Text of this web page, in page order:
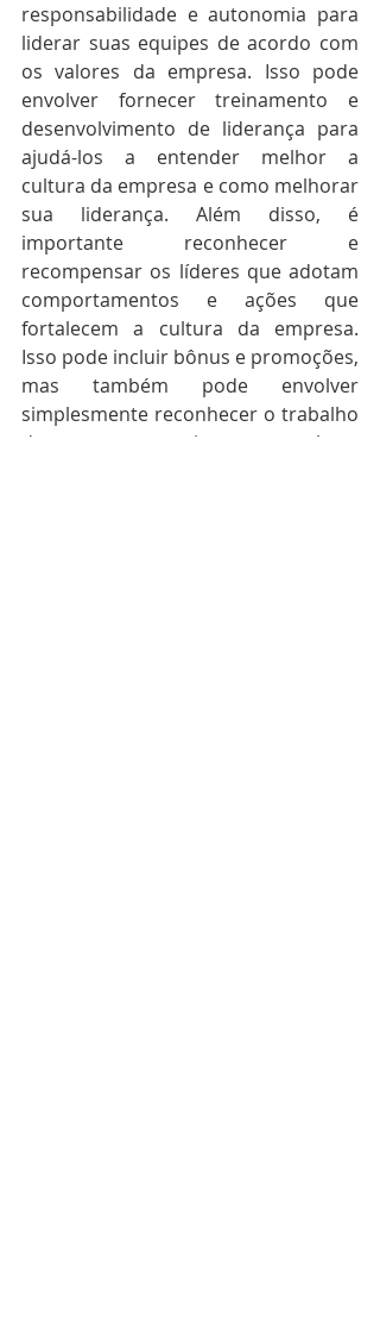
responsabilidade e autonomia para
liderar suas equipes de acordo com
os valores da empresa. Isso pode
envolver fornecer treinamento e
desenvolvimento de liderança para
ajudá-los a entender melhor a
cultura da empresa e como melhorar
sua liderança. Além disso, é
importante reconhecer e
recompensar os líderes que adotam
comportamentos e ações que
fortalecem a cultura da empresa.
Isso pode incluir bônus e promoções,
mas também pode envolver
simplesmente reconhecer o trabalho
duro e o compromisso com a cultura